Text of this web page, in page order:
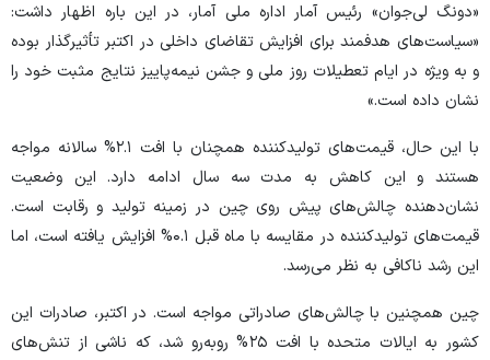
«دونگ لی‌جوان» رئیس آمار اداره ملی آمار، در این باره اظهار داشت:
«سیاست‌های هدفمند برای افزایش تقاضای داخلی در اکتبر تأثیرگذار بوده
و به ویژه در ایام تعطیلات روز ملی و جشن نیمه‌پاییز نتایج مثبت خود را
نشان داده است.»
با این حال، قیمت‌های تولیدکننده همچنان با افت ۲.۱% سالانه مواجه
هستند و این کاهش به مدت سه سال ادامه دارد. این وضعیت
نشان‌دهنده چالش‌های پیش روی چین در زمینه تولید و رقابت است.
قیمت‌های تولیدکننده در مقایسه با ماه قبل ۰.۱% افزایش یافته است، اما
این رشد ناکافی به نظر می‌رسد.
چین همچنین با چالش‌های صادراتی مواجه است. در اکتبر، صادرات این
کشور به ایالات متحده با افت ۲۵% رو‌به‌رو شد، که ناشی از تنش‌های